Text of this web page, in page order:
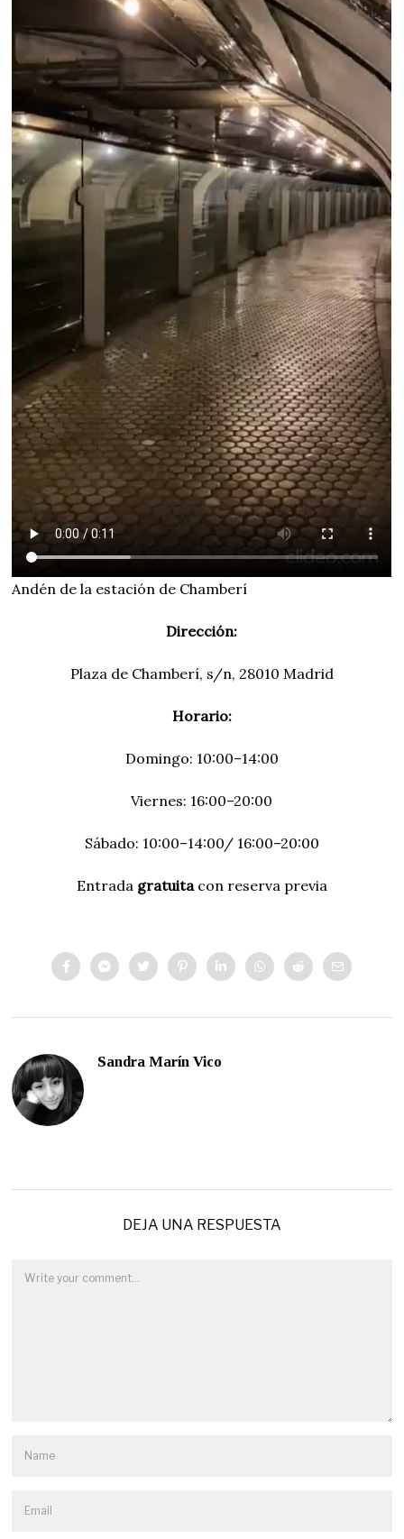
Andén de la estación de Chamberí
Dirección:
Plaza de Chamberí, s/n, 28010 Madrid
Horario:
Domingo: 10:00–14:00
Viernes: 16:00–20:00
Sábado: 10:00–14:00/ 16:00–20:00
Entrada gratuitacon reserva previa
Sandra Marín Vico
DEJA UNA RESPUESTA